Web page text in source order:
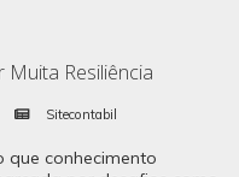
Muita Resiliência
Sitecontabil
que conhecimento